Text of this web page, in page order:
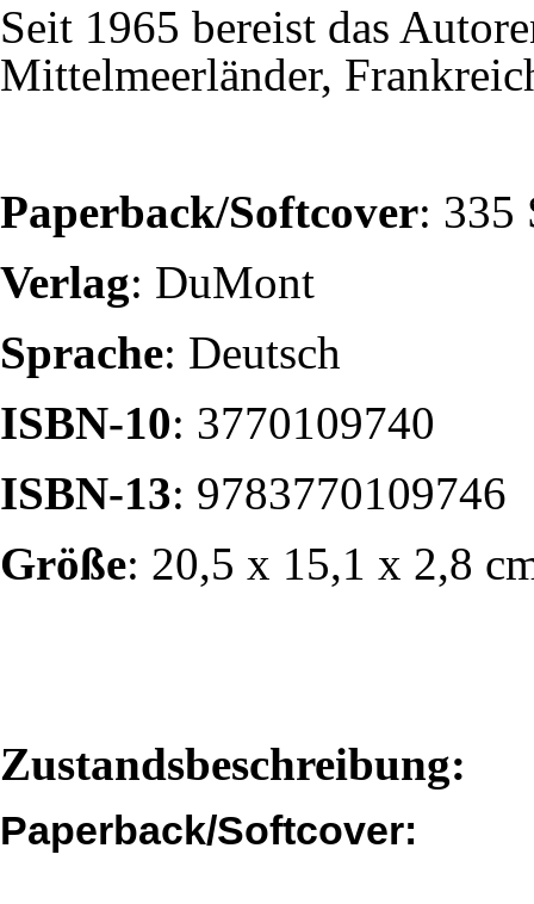
Seit 1965 bereist das
Mittelmeerländer,
Paperback/Softcover: 335
Verlag: DuMont
Sprache: Deutsch
ISBN-10: 3770109740
ISBN-13: 9783770109746
Größe: 20,5 x 15,1 x 2,8
Zustandsbeschreibung:
Paperback/Softcover: